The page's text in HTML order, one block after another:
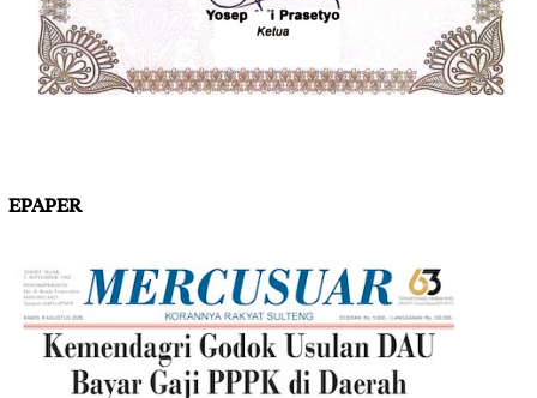
EPAPER